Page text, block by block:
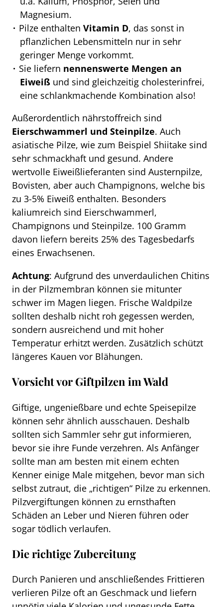
Magnesium.
Pilze enthaltenVitamin D, das sonst in
pflanzlichen Lebensmitteln nur in sehr
geringer Menge vorkommt.
Sie liefern nennenswerte Mengen an
Eiweiß und sind gleichzeitig cholesterinfrei,
eine schlankmachende Kombination also!
Außerordentlich nährstoffreich sind
Eierschwammerl und Steinpilze. Auch
asiatische Pilze, wie zum Beispiel Shiitake sind
sehr schmackhaft und gesund. Andere
wertvolle Eiweißlieferanten sind Austernpilze,
Bovisten, aber auch Champignons, welche bis
zu 3-5% Eiweiß enthalten. Besonders
kaliumreich sind Eierschwammerl,
Champignons und Steinpilze. 100 Gramm
davon liefern bereits 25% des Tagesbedarfs
eines Erwachsenen.
Achtung: Aufgrund des unverdaulichen Chitins
in der Pilzmembran können sie mitunter
schwer im Magen liegen. Frische Waldpilze
sollten deshalb nicht roh gegessen werden,
sondern ausreichend und mit hoher
Temperatur erhitzt werden. Zusätzlich schützt
längeres Kauen vor Blähungen.
Vorsicht vor Giftpilzen im Wald
Giftige, ungenießbare und echte Speisepilze
können sehr ähnlich ausschauen. Deshalb
sollten sich Sammler sehr gut informieren,
bevor sie ihre Funde verzehren. Als Anfänger
sollte man am besten mit einem echten
Kenner einige Male mitgehen, bevor man sich
selbst zutraut, die „richtigen“ Pilze zu erkennen.
Pilzvergiftungen können zu ernsthaften
Schäden an Leber und Nieren führen oder
sogar tödlich verlaufen.
Die richtige Zubereitung
Durch Panieren und anschließendes Frittieren
verlieren Pilze oft an Geschmack und liefern